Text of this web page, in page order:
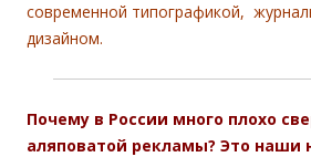
современной типографикой,
дизайном.
Почему в России много плохо
аляповатой рекламы? Это наши